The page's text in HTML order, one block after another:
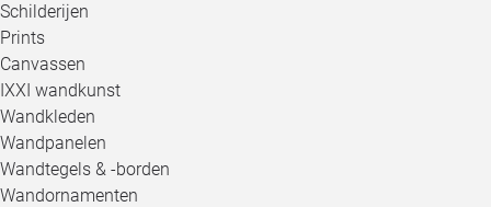
Schilderijen
Prints
Canvassen
IXXI wandkunst
Wandkleden
Wandpanelen
Wandtegels & -borden
Wandornamenten